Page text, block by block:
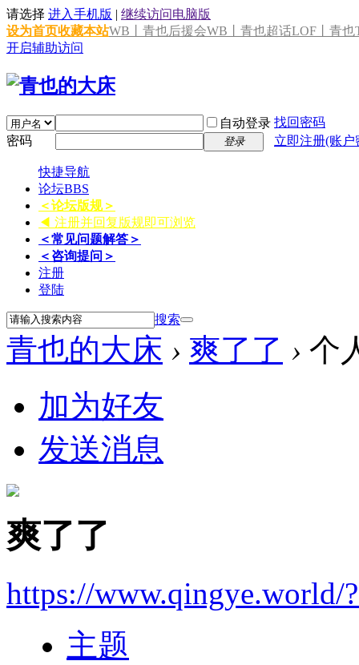
请选择 进入手机版 | 继续访问电脑版
设为首页收藏本站WB丨青也后援会WB丨青也超话LOF丨青也
开启辅助访问
自动登录 找回密码
密码
登录 立即注册(账
快捷导航
论坛BBS
＜论坛版规＞
◀ 注册并回复版规即可浏览
＜常见问题解答＞
＜咨询提问＞
注册
登陆
搜索
青也的大床 › 爽了了 › 个
加为好友
发送消息
爽了了
https://www.qingye.world/
主题